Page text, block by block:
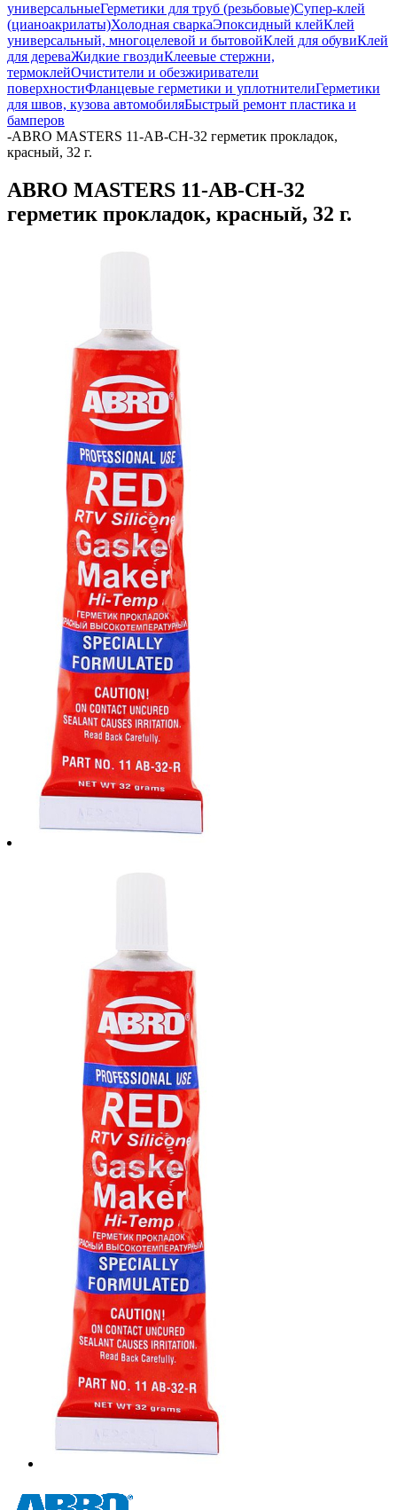
универсальныеГерметики для труб (резьбовые)Супер-клей
(цианоакрилаты)Холодная сваркаЭпоксидный клейКлей
универсальный, многоцелевой и бытовойКлей для обувиКлей
для дереваЖидкие гвоздиКлеевые стержни,
термоклейОчистители и обезжириватели
поверхностиФланцевые герметики и уплотнителиГерметики
для швов, кузова автомобиляБыстрый ремонт пластика и
бамперов
-ABRO MASTERS 11-AB-CH-32 герметик прокладок,
красный, 32 г.
ABRO MASTERS 11-AB-CH-32
герметик прокладок, красный, 32 г.